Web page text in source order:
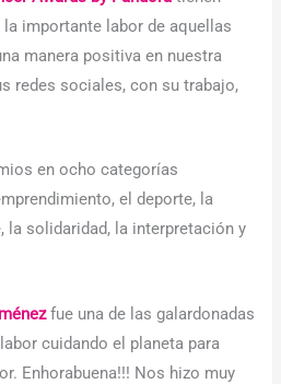
importante labor de aquellas
manera positiva en nuestra
redes sociales, con su trabajo,
en ocho categorías
el deporte, la
la solidaridad, la interpretación y
fue una de las galardonadas
cuidando el planeta para
Enhorabuena!!! Nos hizo muy